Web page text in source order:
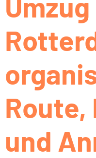
Route,
und